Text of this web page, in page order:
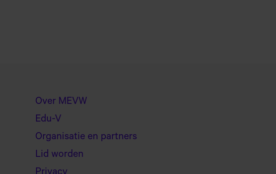
Over MEVW
Edu-V
Organisatie en partners
Lid worden